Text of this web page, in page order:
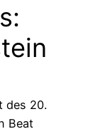
des 20.
Beat